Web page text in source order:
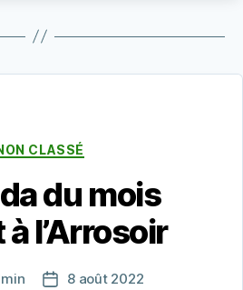
Catégories
CLASSÉ
du mois
à l’Arrosoir
Date8 août 2022